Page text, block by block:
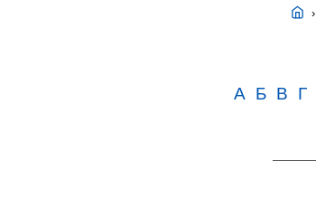
›
А Б В Г